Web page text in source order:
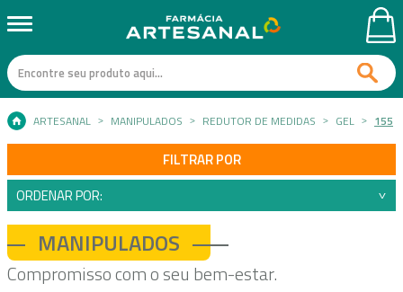
ARTESANAL MANIPULADOS REDUTOR DE MEDIDAS GEL 155
FILTRAR POR
ORDENAR POR:
MANIPULADOS
Compromisso com o seu bem-estar.